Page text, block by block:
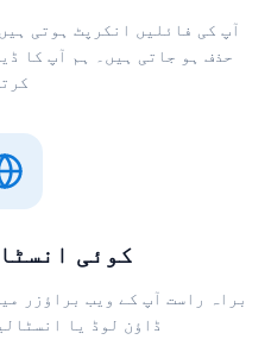
آپ کی فائلیں انکرپٹ ہوتی
حذف ہو جاتی ہیں۔ ہم آپ کا
کوئی
براہ راست آپ کے ویب براؤزر
ڈاؤن لوڈ یا